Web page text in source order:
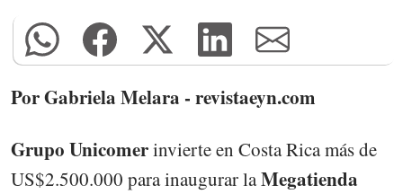
Por Gabriela Melara - revistaeyn.com
Grupo Unicomerinvierte en Costa Rica más de
US$2.500.000 para inaugurar laMegatienda